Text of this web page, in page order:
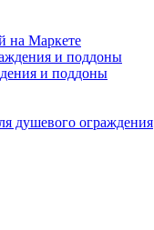
на Маркете
и поддоны
душевого ограждения